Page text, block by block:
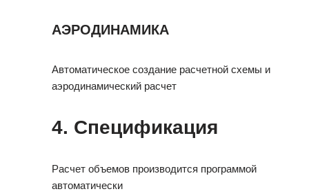
АЭРОДИНАМИКА
Автоматическое создание расчетной схемы и
аэродинамический расчет
4. Спецификация
Расчет объемов производится программой
автоматически